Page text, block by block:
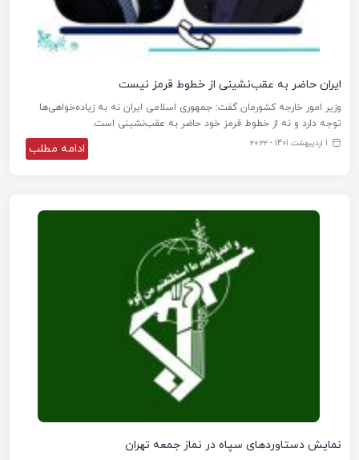
ایران حاضر به عقب‌نشینی از خطوط قرمز نیست
وزیر امور خارجه کشورمان گفت: جمهوری اسلامی ایران نه به زیاده‌خواهی‌ها
توجه دارد و نه از خطوط قرمز خود حاضر به عقب‌نشینی است.
1 اردیبهشت 1401 - ۲۰:۲۲ ادامه مطلب
نمایش دستاوردهای سپاه در نماز جمعه تهران